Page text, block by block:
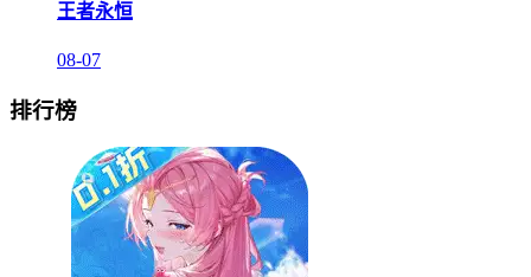
王者永恒
08-07
排行榜